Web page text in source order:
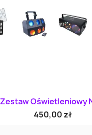
Zestaw Oświetleniowy
450,00 zł